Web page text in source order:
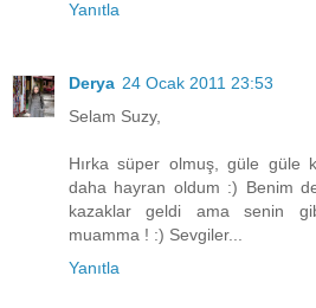
Yanıtla
Derya 24 Ocak 2011 23:53
Selam Suzy,
Hırka süper olmuş, güle güle
daha hayran oldum :) Benim
kazaklar geldi ama senin
muamma ! :) Sevgiler...
Yanıtla